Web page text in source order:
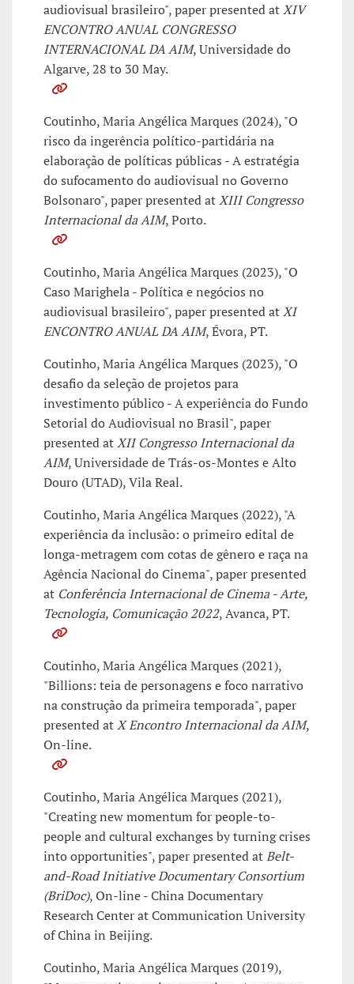
audiovisual brasileiro", paper presented atXIV
ENCONTRO ANUAL CONGRESSO
INTERNACIONAL DA AIM, Universidade do
Algarve, 28 to 30 May.
Coutinho, Maria Angélica Marques (2024), "O
risco da ingerência político-partidária na
elaboração de políticas públicas - A estratégia
do sufocamento do audiovisual no Governo
Bolsonaro", paper presented atXIII Congresso
Internacional da AIM, Porto.
Coutinho, Maria Angélica Marques (2023), "O
Caso Marighela - Política e negócios no
audiovisual brasileiro", paper presented atXI
ENCONTRO ANUAL DA AIM, Évora, PT.
Coutinho, Maria Angélica Marques (2023), "O
desafio da seleção de projetos para
investimento público - A experiência do Fundo
Setorial do Audiovisual no Brasil", paper
presented atXII Congresso Internacional da
AIM, Universidade de Trás-os-Montes e Alto
Douro (UTAD), Vila Real.
Coutinho, Maria Angélica Marques (2022), "A
experiência da inclusão: o primeiro edital de
longa-metragem com cotas de gênero e raça na
Agência Nacional do Cinema", paper presented
at Conferência Internacional de Cinema - Arte,
Tecnologia, Comunicação 2022, Avanca, PT.
Coutinho, Maria Angélica Marques (2021),
"Billions: teia de personagens e foco narrativo
na construção da primeira temporada", paper
presented atX Encontro Internacional da AIM,
On-line.
Coutinho, Maria Angélica Marques (2021),
"Creating new momentum for people-to-
people and cultural exchanges by turning crises
into opportunities", paper presented atBelt-
and-Road Initiative Documentary Consortium
(BriDoc), On-line - China Documentary
Research Center at Communication University
of China in Beijing.
Coutinho, Maria Angélica Marques (2019),